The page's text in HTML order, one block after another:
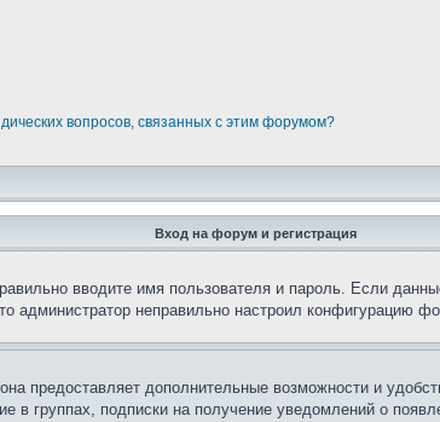
вопросов, связанных с этим форумом?
Вход на форум и регистрация
вводите имя пользователя и пароль. Если
администратор неправильно настроил конфигурацию
предоставляет дополнительные возможности и
в группах, подписки на получение уведомлений о